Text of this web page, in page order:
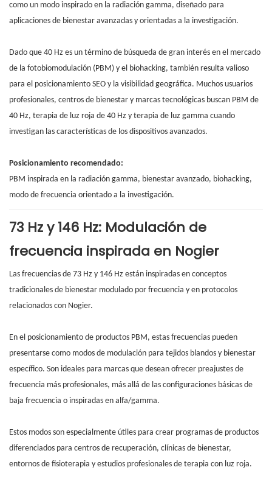
como un modo inspirado en la radiación gamma, diseñado para
aplicaciones de bienestar avanzadas y orientadas a la investigación.
Dado que 40 Hz es un término de búsqueda de gran interés en el mercado
de la fotobiomodulación (PBM) y el biohacking, también resulta valioso
para el posicionamiento SEO y la visibilidad geográfica. Muchos usuarios
profesionales, centros de bienestar y marcas tecnológicas buscan PBM de
40 Hz, terapia de luz roja de 40 Hz y terapia de luz gamma cuando
investigan las características de los dispositivos avanzados.
Posicionamiento recomendado:
PBM inspirada en la radiación gamma, bienestar avanzado, biohacking,
modo de frecuencia orientado a la investigación.
73 Hz y 146 Hz: Modulación de
frecuencia inspirada en Nogier
Las frecuencias de 73 Hz y 146 Hz están inspiradas en conceptos
tradicionales de bienestar modulado por frecuencia y en protocolos
relacionados con Nogier.
En el posicionamiento de productos PBM, estas frecuencias pueden
presentarse como modos de modulación para tejidos blandos y bienestar
específico. Son ideales para marcas que desean ofrecer preajustes de
frecuencia más profesionales, más allá de las configuraciones básicas de
baja frecuencia o inspiradas en alfa/gamma.
Estos modos son especialmente útiles para crear programas de productos
diferenciados para centros de recuperación, clínicas de bienestar,
entornos de fisioterapia y estudios profesionales de terapia con luz roja.